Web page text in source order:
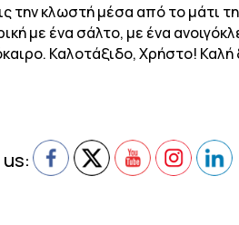
την κλωστή μέσα από το μάτι
με ένα σάλτο, με ένα
Καλοτάξιδο, Χρήστο! Καλή